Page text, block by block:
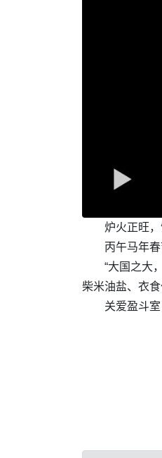
炉火正旺
丙午马年
“大国之大
柴米油盐、衣
关爱盈斗